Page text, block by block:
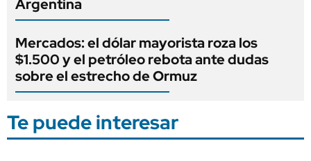
Argentina
Mercados: el dólar mayorista roza los
$1.500 y el petróleo rebota ante dudas
sobre el estrecho de Ormuz
Te puede interesar